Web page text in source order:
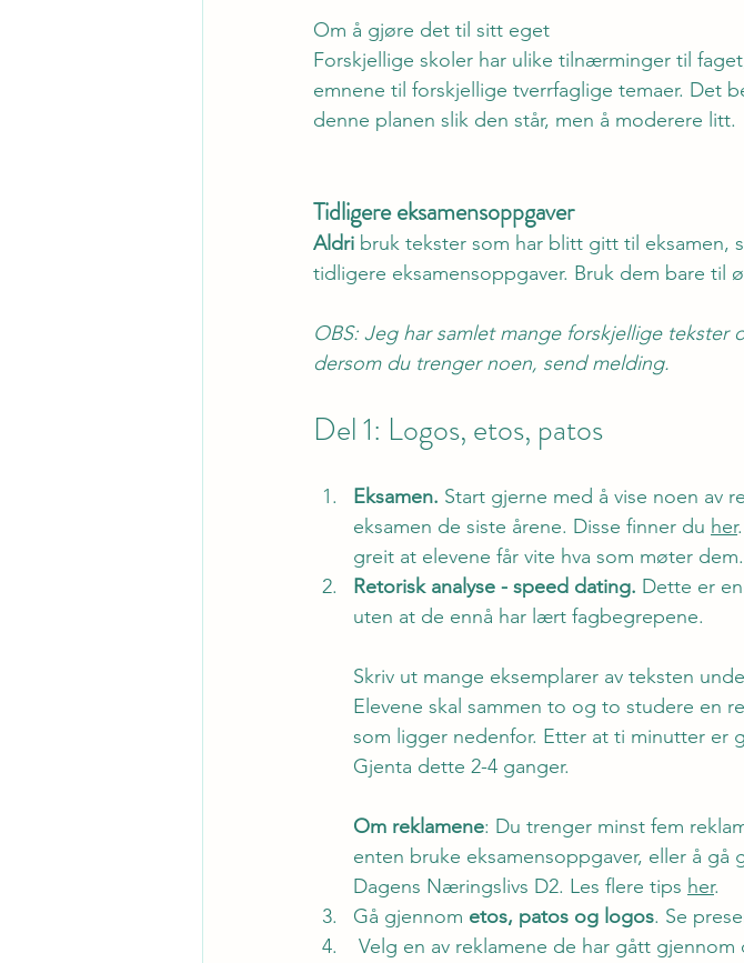
Om å gjøre det til sitt eget
Forskjellige skoler har ulike tilnærminger til
emnene til forskjellige tverrfaglige temaer. Det
denne planen slik den står, men å moderere litt.
Tidligere eksamensoppgaver
Aldri bruk tekster som har blitt gitt til eksamen,
tidligere eksamensoppgaver. Bruk dem bare til
OBS: Jeg har samlet mange forskjellige tekster
dersom du trenger noen, send melding.
Del 1: Logos, etos, patos
Eksamen. Start gjerne med å vise noen av
eksamen de siste årene. Disse finner du her
greit at elevene får vite hva som møter dem.
Retorisk analyse - speed dating. Dette er
uten at de ennå har lært fagbegrepene.
Skriv ut mange eksemplarer av teksten
Elevene skal sammen to og to studere en
som ligger nedenfor. Etter at ti minutter er
Gjenta dette 2-4 ganger.
Om reklamene: Du trenger minst fem
enten bruke eksamensoppgaver, eller å
Dagens Næringslivs D2. Les flere tips her.
Gå gjennom etos, patos og logos. Se